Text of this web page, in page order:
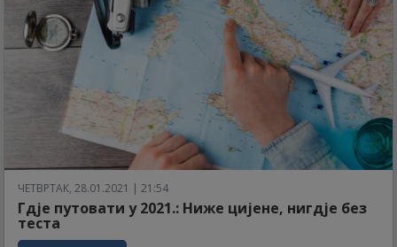
ЧЕТВРТАК, 28.01.2021 | 21:54
Гдје путовати у 2021.: Ниже цијене, нигдје без
теста